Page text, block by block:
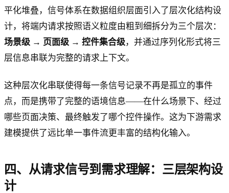
平化堆叠，信号体系在数据组织层面引入了层次化结构设
计，将端内请求按照语义粒度由粗到细拆分为三个层次：
场景级 → 页面级 → 控件集合级，并通过序列化形式将三
层信息串联为完整的请求上下文。
这种层次化串联使得每一条信号记录不再是孤立的事件
点，而是携带了完整的语境信息——在什么场景下、经过
哪些页面决策、最终触发了哪个控件操作。这为下游需求
建模提供了远比单一事件流更丰富的结构化输入。
四、从请求信号到需求理解：三层架构设
计